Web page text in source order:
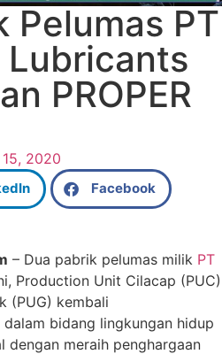
Pelumas PT
Lubricants
PROPER
2020
Facebook
– Dua pabrik pelumas milik PT
Production Unit Cilacap (PUC)
(PUG) kembali
bidang lingkungan hidup
dengan meraih penghargaan